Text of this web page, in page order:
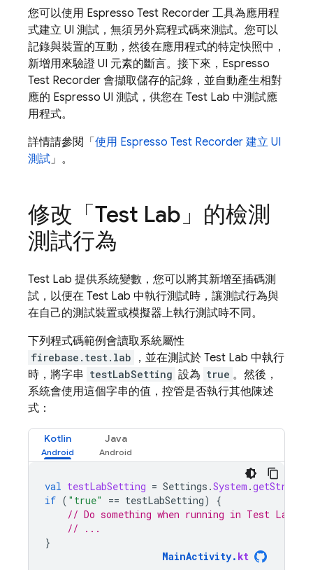
您可以使用 Espresso Test Recorder 工具為應用程
式建立 UI 測試，無須另外寫程式碼來測試。您可以
記錄與裝置的互動，然後在應用程式的特定快照中，
新增用來驗證 UI 元素的斷言。接下來，Espresso
Test Recorder 會擷取儲存的記錄，並自動產生相對
應的 Espresso UI 測試，供您在 Test Lab 中測試應
用程式。
詳情請參閱「 使用 Espresso Test Recorder 建立 UI
測試」。
修改「Test Lab 」的檢測
測試行為
Test Lab 提供系統變數，您可以將其新增至插碼測
試，以便在 Test Lab 中執行測試時，讓測試行為與
在自己的測試裝置或模擬器上執行測試時不同。
下列程式碼範例會讀取系統屬性
firebase.test.lab ，並在測試於 Test Lab 中執行
時，將字串 testLabSetting 設為 true 。然後，
系統會使用這個字串的值，控管是否執行其他陳述
式：
Kotlin Java
val testLabSetting = Settings .System .getString
if ( "true" == testLabSetting)
{
// Do something when running in Test Lab
// ...
}
MainActivity. kt